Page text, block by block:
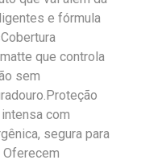
e fórmula
que controla
sem
com
segura para